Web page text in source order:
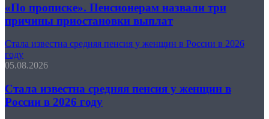
«По прописке». Пенсионерам назвали три
причины приостановки выплат
Стала известна средняя пенсия у женщин в России в 2026
году
05.08.2026
Стала известна средняя пенсия у женщин в
России в 2026 году